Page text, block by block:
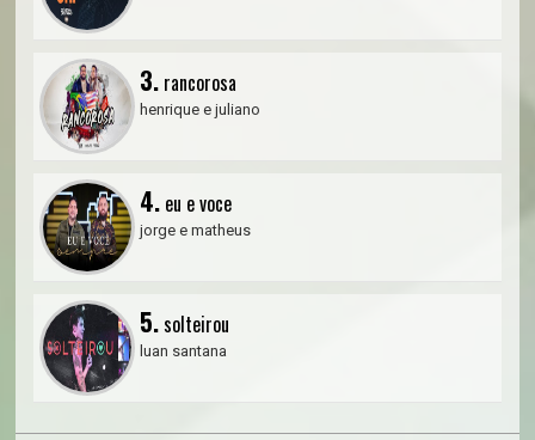
3. rancorosa
henrique e juliano
4. eu e voce
jorge e matheus
5.solteirou
luan santana